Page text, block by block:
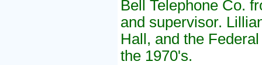
Bell Telephone Co.
and supervisor.
Hall, and the
the 1970's.